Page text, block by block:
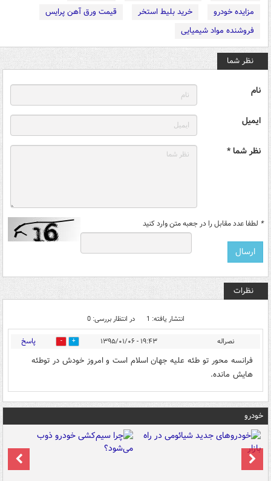
مزایده خودرو
خرید بلیط استخر
قیمت ورق آهن پرایس
فروشنده مواد شیمیایی
نظر شما
نام
ایمیل
نظر شما *
* لطفا عدد مقابل را در جعبه متن وارد کنید
نظرات
انتشار یافته: 1 در انتظار بررسی: 0
نصراله ۱۹:۴۳ - ۱۳۹۵/۰۱/۰۶ 0 پاسخ
فرانسه محور تو طئه علیه جهان اسلام است و امروز خودش در توطئه
هایش مانده.
خودرو